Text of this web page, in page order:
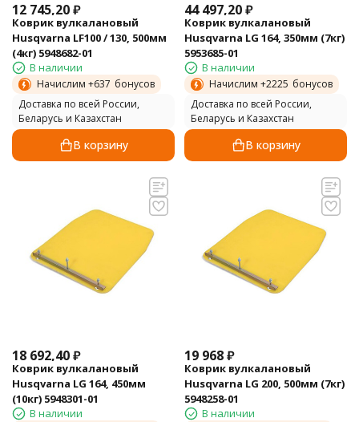
12 745,20₽
Коврик вулкалановый
Husqvarna LF100 / 130, 500мм
(4кг) 5948682-01
В наличии
Начислим +637 бонусов
Доставка по всей России,
Беларусь и Казахстан
В корзину
44 497,20₽
Коврик вулкалановый
Husqvarna LG 164, 350мм (7кг)
5953685-01
В наличии
Начислим +2225 бонусов
Доставка по всей России,
Беларусь и Казахстан
В корзину
18 692,40₽
Коврик вулкалановый
Husqvarna LG 164, 450мм
(10кг) 5948301-01
В наличии
19 968₽
Коврик вулкалановый
Husqvarna LG 200, 500мм (7кг)
5948258-01
В наличии